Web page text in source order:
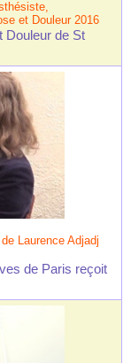
et Douleur 2016
Douleur de St
Laurence Adjadj
de Paris reçoit